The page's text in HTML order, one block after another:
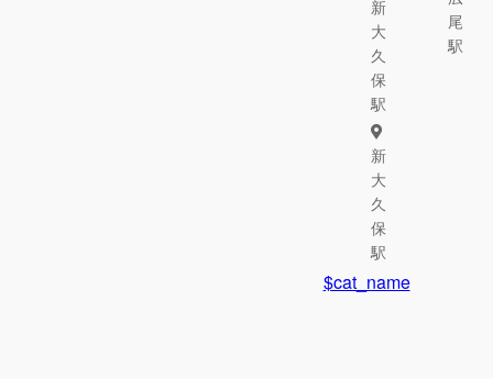
新
大
久
保
駅
新
大
久
保
駅
尾
駅
$cat_name